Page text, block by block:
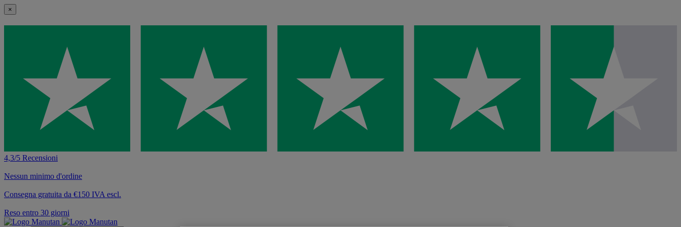
×
4,3/5 Recensioni
Nessun minimo d'ordine
Consegna gratuita da €150 IVA escl.
Reso entro 30 giorni